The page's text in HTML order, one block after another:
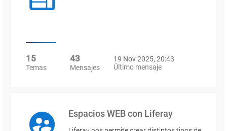
15
Temas
43
Mensajes
19 Nov 2025, 20:43
Último mensaje
Espacios WEB con Liferay